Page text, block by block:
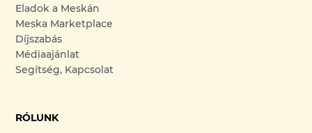
Eladok a Meskán
Meska Marketplace
Díjszabás
Médiaajánlat
Segítség, Kapcsolat
RÓLUNK